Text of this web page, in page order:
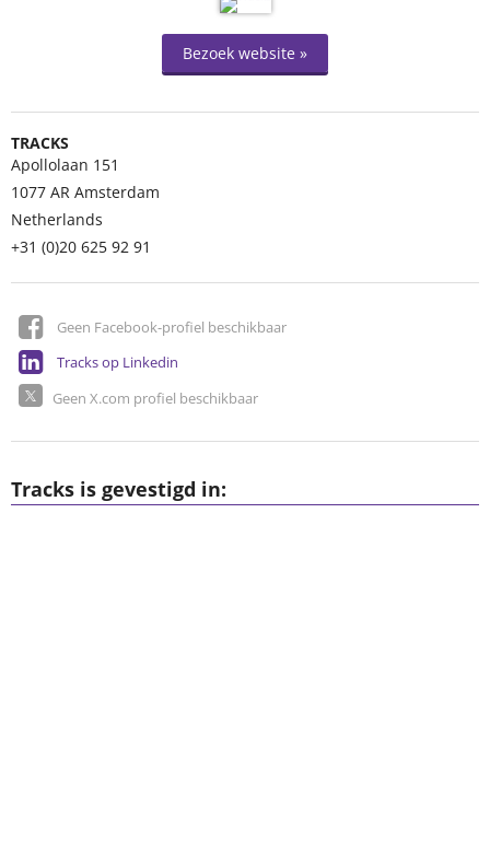
Bezoek website »
TRACKS
Apollolaan 151
1077 AR Amsterdam
Netherlands
+31 (0)20 625 92 91
Geen Facebook-profiel beschikbaar
Tracks op Linkedin
Geen X.com profiel beschikbaar
Tracks is gevestigd in: